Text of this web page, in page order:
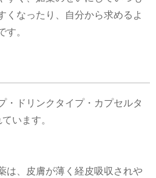
くなったり、自分から求めるよ
。
・ドリンクタイプ・カプセルタ
います。
は、皮膚が薄く経皮吸収されや